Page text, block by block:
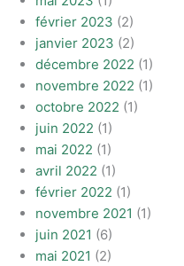
février 2023 (2)
janvier 2023 (2)
décembre 2022 (1)
novembre 2022 (1)
octobre 2022 (1)
juin 2022 (1)
mai 2022 (1)
avril 2022 (1)
février 2022 (1)
novembre 2021 (1)
juin 2021 (6)
mai 2021 (2)